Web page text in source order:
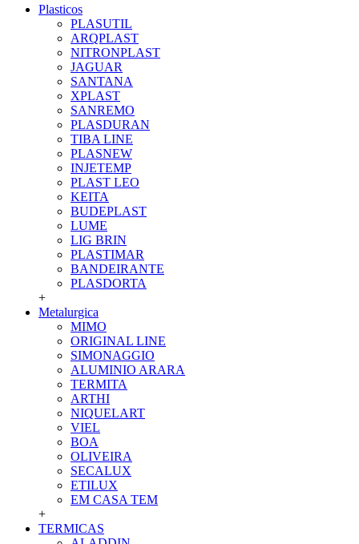
Plasticos
PLASUTIL
ARQPLAST
NITRONPLAST
JAGUAR
SANTANA
XPLAST
SANREMO
PLASDURAN
TIBA LINE
PLASNEW
INJETEMP
PLAST LEO
KEITA
BUDEPLAST
LUME
LIG BRIN
PLASTIMAR
BANDEIRANTE
PLASDORTA
+
Metalurgica
MIMO
ORIGINAL LINE
SIMONAGGIO
ALUMINIO ARARA
TERMITA
ARTHI
NIQUELART
VIEL
BOA
OLIVEIRA
SECALUX
ETILUX
EM CASA TEM
+
TERMICAS